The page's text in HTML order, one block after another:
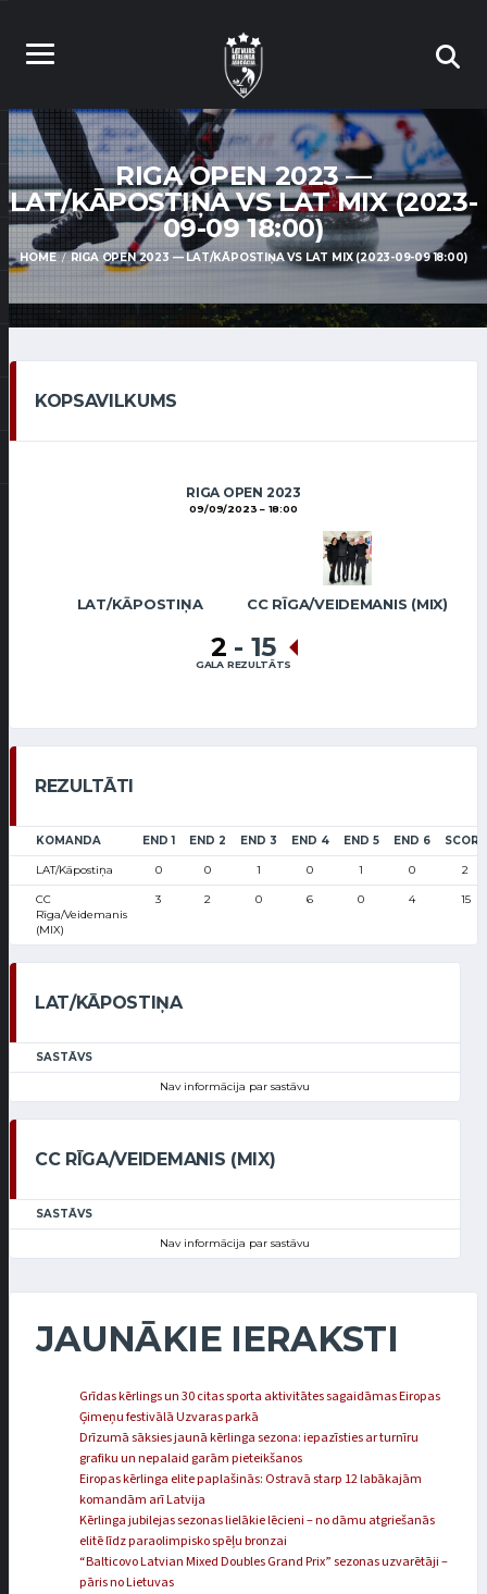
RIGA OPEN 2023 —
LAT/KĀPOSTIŅA VS LAT MIX (2023-
09-09 18:00)
HOME RIGA OPEN 2023 — LAT/KĀPOSTIŅA VS LAT MIX (2023-09-09 18:00)
KOPSAVILKUMS
RIGA OPEN 2023
09/09/2023 18:00
LAT/KĀPOSTIŅA CC RĪGA/VEIDEMANIS (MIX)
2 - 15
GALA REZULTĀTS
REZULTĀTI
KOMANDA END 1 END 2 END 3 END 4 END 5 END 6 SCORE
LAT/Kāpostiņa 0 0 1 0 1 0 2
CC
Rīga/Veidemanis
(MIX)
3 2 0 6 0 4 15
LAT/KĀPOSTIŅA
SASTĀVS
Nav informācija par sastāvu
CC RĪGA/VEIDEMANIS (MIX)
SASTĀVS
Nav informācija par sastāvu
JAUNĀKIE IERAKSTI
Grīdas kērlings un 30 citas sporta aktivitātes sagaidāmas Eiropas
Ģimeņu festivālā Uzvaras parkā
Drīzumā sāksies jaunā kērlinga sezona: iepazīsties ar turnīru
grafiku un nepalaid garām pieteikšanos
Eiropas kērlinga elite paplašinās: Ostravā starp 12 labākajām
komandām arī Latvija
Kērlinga jubilejas sezonas lielākie lēcieni – no dāmu atgriešanās
elitē līdz paraolimpisko spēļu bronzai
“Balticovo Latvian Mixed Doubles Grand Prix” sezonas uzvarētāji –
pāris no Lietuvas